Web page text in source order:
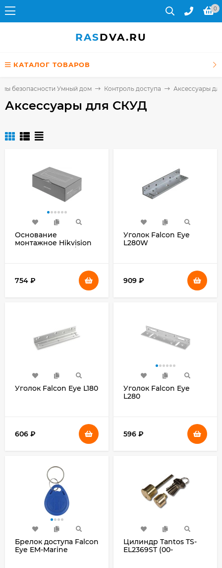
0
RASDVA.RU
КАТАЛОГ ТОВАРОВ
безопасности Умный дом Контроль доступа Аксессуары
Аксессуары для СКУД
Основание
монтажное Hikvision
754 ₽
Уголок Falcon Eye
L280W
909 ₽
Уголок Falcon Eye L180
606 ₽
Уголок Falcon Eye
L280
596 ₽
Брелок доступа Falcon
Eye EM-Marine
Цилиндр Tantos TS-
EL2369ST (00-